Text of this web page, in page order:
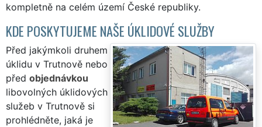
kompletně na celém území České republiky.
KDE POSKYTUJEME NAŠE ÚKLIDOVÉ SLUŽBY
Před jakýmkoli druhem
úklidu v Trutnově nebo
před objednávkou
libovolných úklidových
služeb v Trutnově si
prohlédněte, jaká je